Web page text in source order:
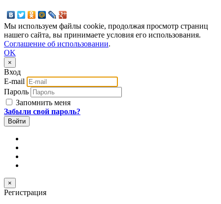
Мы используем файлы cookie, продолжая просмотр страниц
нашего сайта, вы принимаете условия его использования.
Соглашение об использовании.
OK
×
Вход
E-mail
Пароль
Запомнить меня
Забыли свой пароль?
×
Регистрация